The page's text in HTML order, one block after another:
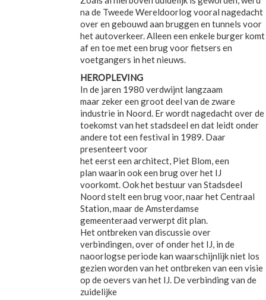
na de Tweede Wereldoorlog vooral nagedacht
over en gebouwd aan bruggen en tunnels voor
het autoverkeer. Alleen een enkele burger komt
af en toe met een brug voor fietsers en
voetgangers in het nieuws.
HEROPLEVING
In de jaren 1980 verdwijnt langzaam
maar zeker een groot deel van de zware
industrie in Noord. Er wordt nagedacht over de
toekomst van het stadsdeel en dat leidt onder
andere tot een festival in 1989. Daar
presenteert voor
het eerst een architect, Piet Blom, een
plan waarin ook een brug over het IJ
voorkomt. Ook het bestuur van Stadsdeel
Noord stelt een brug voor, naar het Centraal
Station, maar de Amsterdamse
gemeenteraad verwerpt dit plan.
Het ontbreken van discussie over
verbindingen, over of onder het IJ, in de
naoorlogse periode kan waarschijnlijk niet los
gezien worden van het ontbreken van een visie
op de oevers van het IJ. De verbinding van de
zuidelijke